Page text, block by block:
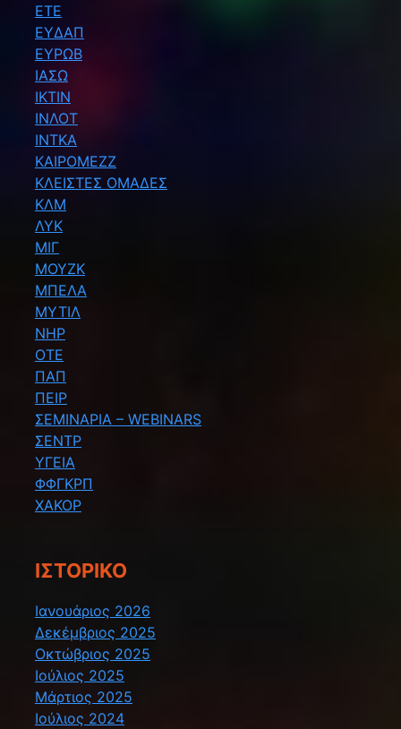
ΕΤΕ
ΕΥΔΑΠ
ΕΥΡΩΒ
ΙΑΣΩ
ΙΚΤΙΝ
ΙΝΛΟΤ
ΙΝΤΚΑ
ΚΑΙΡΟΜΕΖΖ
ΚΛΕΙΣΤΕΣ ΟΜΑΔΕΣ
ΚΛΜ
ΛΥΚ
ΜΙΓ
ΜΟΥΖΚ
ΜΠΕΛΑ
ΜΥΤΙΛ
ΝΗΡ
ΟΤΕ
ΠΑΠ
ΠΕΙΡ
ΣΕΜΙΝΑΡΙΑ – WEBINARS
ΣΕΝΤΡ
ΥΓΕΙΑ
ΦΦΓΚΡΠ
ΧΑΚΟΡ
ΙΣΤΟΡΙΚΌ
Ιανουάριος 2026
Δεκέμβριος 2025
Οκτώβριος 2025
Ιούλιος 2025
Μάρτιος 2025
Ιούλιος 2024